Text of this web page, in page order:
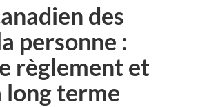
des
personne :
règlement et
long terme